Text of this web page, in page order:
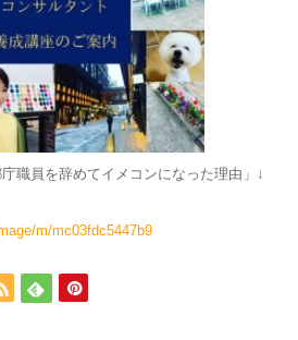
職員を辞めてイメコンになった理由」↓
m/mc03fdc5447b9